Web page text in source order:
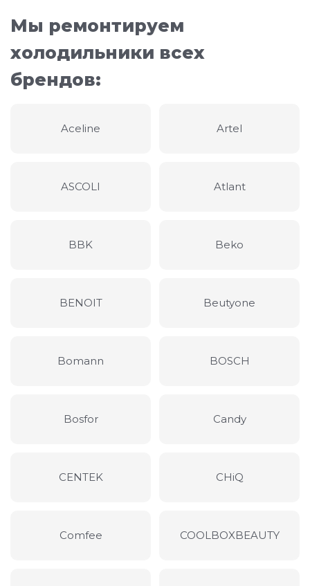
Мы ремонтируем
холодильники всех
брендов:
Aceline Artel
ASCOLI Atlant
BBK Beko
BENOIT Beutyone
Bomann BOSCH
Bosfor Candy
CENTEK CHiQ
Comfee COOLBOXBEAUTY